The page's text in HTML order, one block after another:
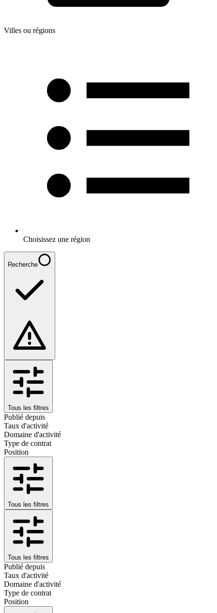
Villes ou régions
Choisissez une région
Recherche
Tous les filtres
Publié depuis
Taux d'activité
Domaine d'activité
Type de contrat
Position
Tous les filtres
Tous les filtres
Publié depuis
Taux d'activité
Domaine d'activité
Type de contrat
Position